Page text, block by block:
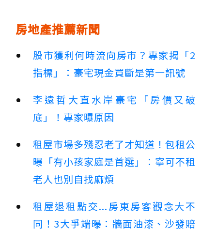
房地產推薦新聞
股市獲利何時流向房市？專家揭「2
指標」：豪宅現金買斷是第一訊號
李遠哲大直水岸豪宅「房價又破
底」！專家曝原因
租屋市場多殘忍老了才知道！包租公
曝「有小孩家庭是首選」：寧可不租
老人也別自找麻煩
租屋退租點交...房東房客觀念大不
同！3大爭端曝：牆面油漆、沙發賠